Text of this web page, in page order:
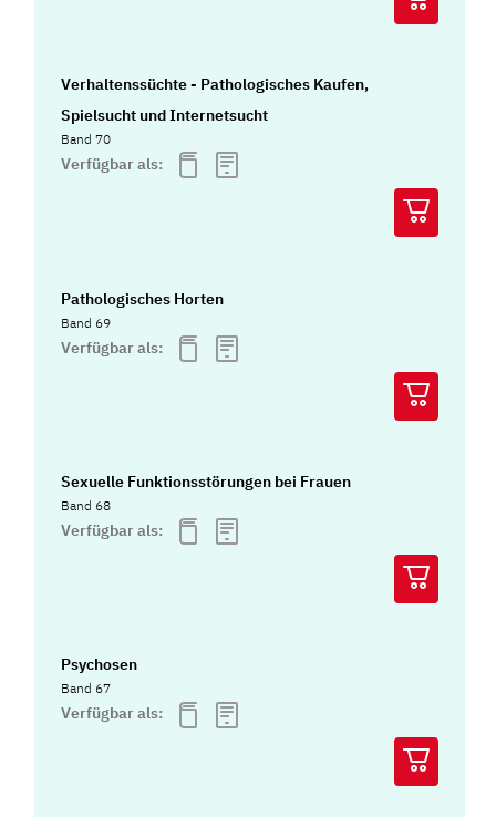
Verhaltenssüchte - Pathologisches Kaufen,
Spielsucht und Internetsucht
Band 70
Verfügbar als:
Pathologisches Horten
Band 69
Verfügbar als:
Sexuelle Funktionsstörungen bei Frauen
Band 68
Verfügbar als:
Psychosen
Band 67
Verfügbar als: